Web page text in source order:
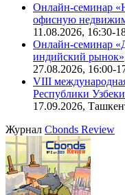
Онлайн-семинар
офисную
11.08.2026, 16:30-
Онлайн-семинар
индийский рынок»
27.08.2026, 16:00-
VIII
Республики
17.09.2026,
Журнал Cbonds Review